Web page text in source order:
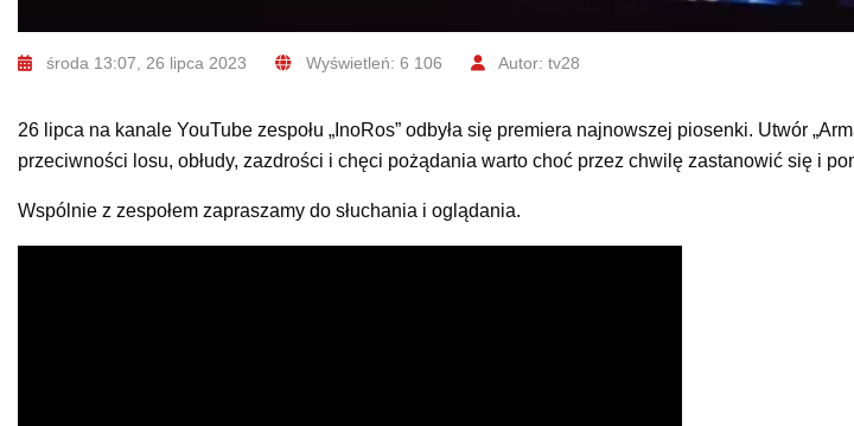
środa 13:07, 26 lipca 2023 Wyświetleń: 6 106 Autor: tv28
26 lipca na kanale YouTube zespołu „InoRos” odbyła się premiera najnowszej piosenki. Utwór
przeciwności losu, obłudy, zazdrości i chęci pożądania warto choć przez chwilę zastanowić się i
Wspólnie z zespołem zapraszamy do słuchania i oglądania.